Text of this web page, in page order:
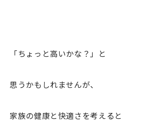
「ちょっと高いかな？」と
思うかもしれませんが、
家族の健康と快適さを考えると